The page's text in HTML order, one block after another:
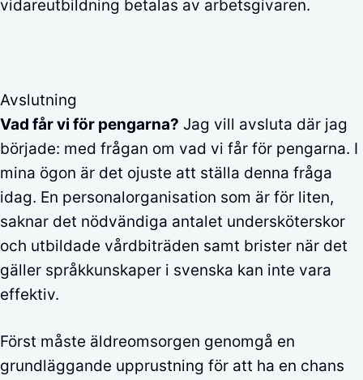
vidareutbildning betalas av arbetsgivaren.
Avslutning
Vad får vi för pengarna? Jag vill avsluta där jag
började: med frågan om vad vi får för pengarna. I
mina ögon är det ojuste att ställa denna fråga
idag. En personalorganisation som är för liten,
saknar det nödvändiga antalet undersköterskor
och utbildade vårdbiträden samt brister när det
gäller språkkunskaper i svenska kan inte vara
effektiv.
Först måste äldreomsorgen genomgå en
grundläggande upprustning för att ha en chans